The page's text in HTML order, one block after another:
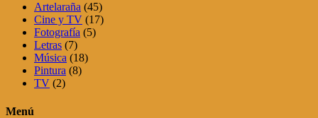
Artelaraña (45)
Cine y TV (17)
Fotografía (5)
Letras (7)
Música (18)
Pintura (8)
TV (2)
Menú